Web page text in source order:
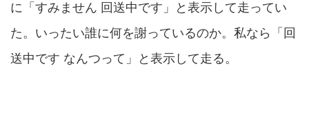
に「すみません 回送中です」と表示して走ってい
た。いったい誰に何を謝っているのか。私なら「回
送中です なんつって」と表示して走る。